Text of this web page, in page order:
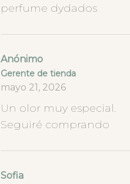
perfume dydados
Anónimo
Gerente de tienda
mayo 21, 2026
Un olor muy especial.
Seguiré comprando
Sofia